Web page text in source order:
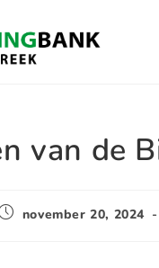
van de
november 20, 2024